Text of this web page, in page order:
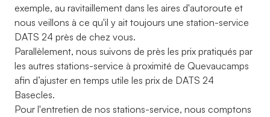
exemple, au ravitaillement dans les aires d'autoroute et
nous veillons à ce qu'il y ait toujours une station-service
DATS 24 près de chez vous.
Parallèlement, nous suivons de près les prix pratiqués par
les autres stations-service à proximité de Quevaucamps
afin d’ajuster en temps utile les prix de DATS 24
Basecles.
Pour l'entretien de nos stations-service, nous comptons